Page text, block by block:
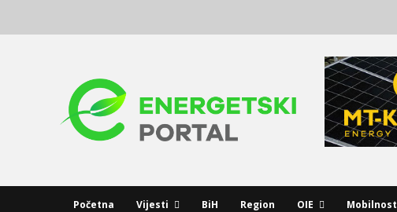
Početna Vijesti BiH Region OIE Mobilnost